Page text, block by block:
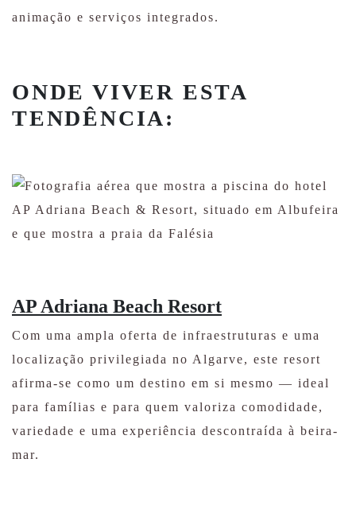
animação e serviços integrados.
ONDE VIVER ESTA
TENDÊNCIA:
AP Adriana Beach Resort
Com uma ampla oferta de infraestruturas e uma
localização privilegiada no Algarve, este resort
afirma-se como um destino em si mesmo — ideal
para famílias e para quem valoriza comodidade,
variedade e uma experiência descontraída à beira-
mar.